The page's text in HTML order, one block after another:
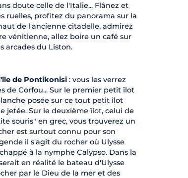
doute celle de l'Italie... Flânez et
ruelles, profitez du panorama sur la
de l'ancienne citadelle, admirez
vénitienne, allez boire un café sur
arcades du Liston.
de Pontikonisi : vous les verrez
de Corfou... Sur le premier petit îlot
posée sur ce tout petit îlot
jetée. Sur le deuxième îlot, celui de
souris" en grec, vous trouverez un
est surtout connu pour son
il s'agit du rocher où Ulysse
à la nymphe Calypso. Dans la
en réalité le bateau d'Ulysse
par le Dieu de la mer et des